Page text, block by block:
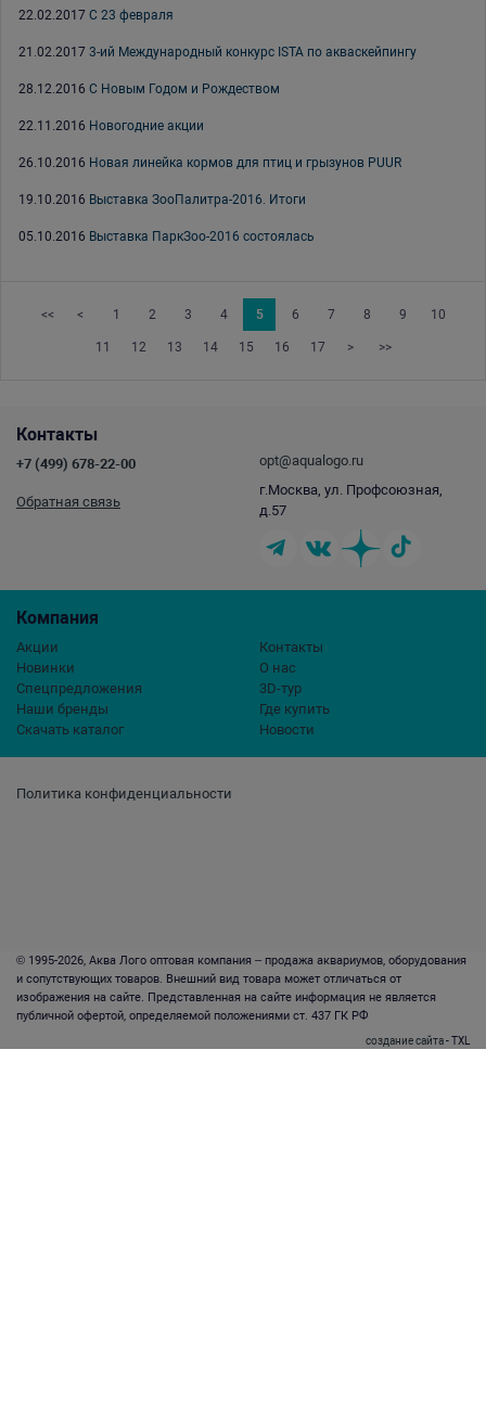
22.02.2017 С 23 февраля
21.02.2017 3-ий Международный конкурс ISTA по акваскейпингу
28.12.2016 С Новым Годом и Рождеством
22.11.2016 Новогодние акции
26.10.2016 Новая линейка кормов для птиц и грызунов PUUR
19.10.2016 Выставка ЗооПалитра-2016. Итоги
05.10.2016 Выставка ПаркЗоо-2016 состоялась
<< < 1 2 3 4 5 6 7 8 9 10
11 12 13 14 15 16 17 > >>
Политика конфиденциальности
Компания
Акции
Новинки
Спецпредложения
Наши бренды
Скачать каталог
Контакты
О нас
3D-тур
Где купить
Новости
Контакты
+7 (499) 678-22-00
Обратная связь
opt@aqualogo.ru
г.Москва, ул. Профсоюзная,
д.57
© 1995-2026, Аква Лого оптовая компания – продажа аквариумов, оборудования
и сопутствующих товаров. Внешний вид товара может отличаться от
изображения на сайте. Представленная на сайте информация не является
публичной офертой, определяемой положениями ст. 437 ГК РФ
создание сайта- TXL